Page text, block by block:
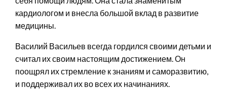
кардиологом и внесла большой вклад в развитие
медицины.
Василий Васильев всегда гордился своими детьми и
считал их своим настоящим достижением. Он
поощрял их стремление к знаниям и саморазвитию,
и поддерживал их во всех их начинаниях.